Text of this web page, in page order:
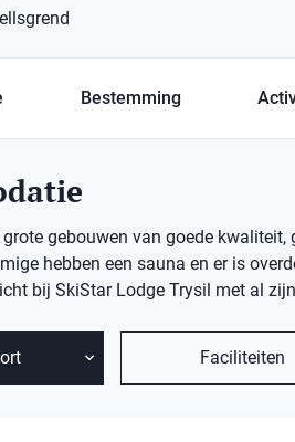
Bestemming
gebouwen van goede
hebben een sauna en er is
bij SkiStar Lodge Trysil met al
Faciliteiten